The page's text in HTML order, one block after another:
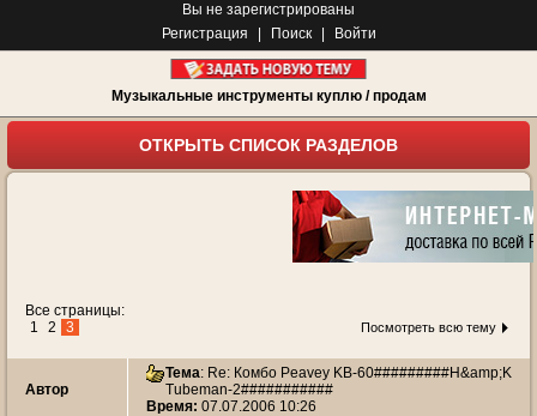
Вы не зарегистрированы
Регистрация
Поиск Войти
Музыкальные инструменты куплю / продам
ОТКРЫТЬ СПИСОК РАЗДЕЛОВ
Все страницы:
1
2 3 Посмотреть всю тему
Автор
Тема: Re: Комбо Peavey KB-60#########H&amp;K
Tubeman-2###########
Время: 07.07.2006 10:26